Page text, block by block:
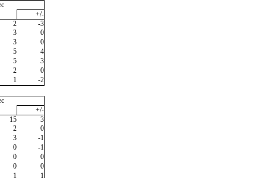
+/-
2
-3
3
0
3
0
5
4
5
3
2
0
1
-2
+/-
15
3
2
0
3
-1
0
-1
0
0
0
0
1 1